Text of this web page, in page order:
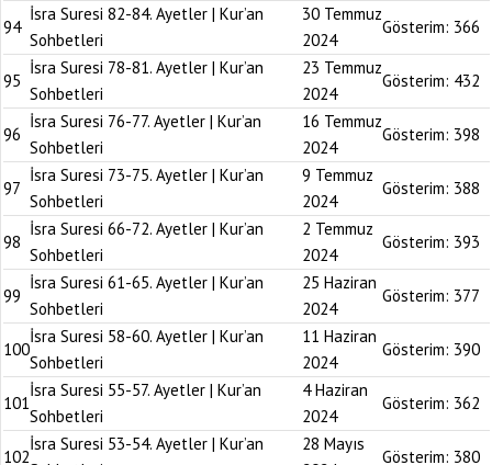
94
İsra Suresi 82-84. Ayetler | Kur’an
Sohbetleri
30 Temmuz
2024
Gösterim: 366
95
İsra Suresi 78-81. Ayetler | Kur’an
Sohbetleri
23 Temmuz
2024
Gösterim: 432
96
İsra Suresi 76-77. Ayetler | Kur’an
Sohbetleri
16 Temmuz
2024
Gösterim: 398
97
İsra Suresi 73-75. Ayetler | Kur’an
Sohbetleri
9 Temmuz
2024
Gösterim: 388
98
İsra Suresi 66-72. Ayetler | Kur’an
Sohbetleri
2 Temmuz
2024
Gösterim: 393
99
İsra Suresi 61-65. Ayetler | Kur’an
Sohbetleri
25 Haziran
2024
Gösterim: 377
100
İsra Suresi 58-60. Ayetler | Kur’an
Sohbetleri
11 Haziran
2024
Gösterim: 390
101
İsra Suresi 55-57. Ayetler | Kur’an
Sohbetleri
4 Haziran
2024
Gösterim: 362
102
İsra Suresi 53-54. Ayetler | Kur’an
28 Mayıs
Gösterim: 380